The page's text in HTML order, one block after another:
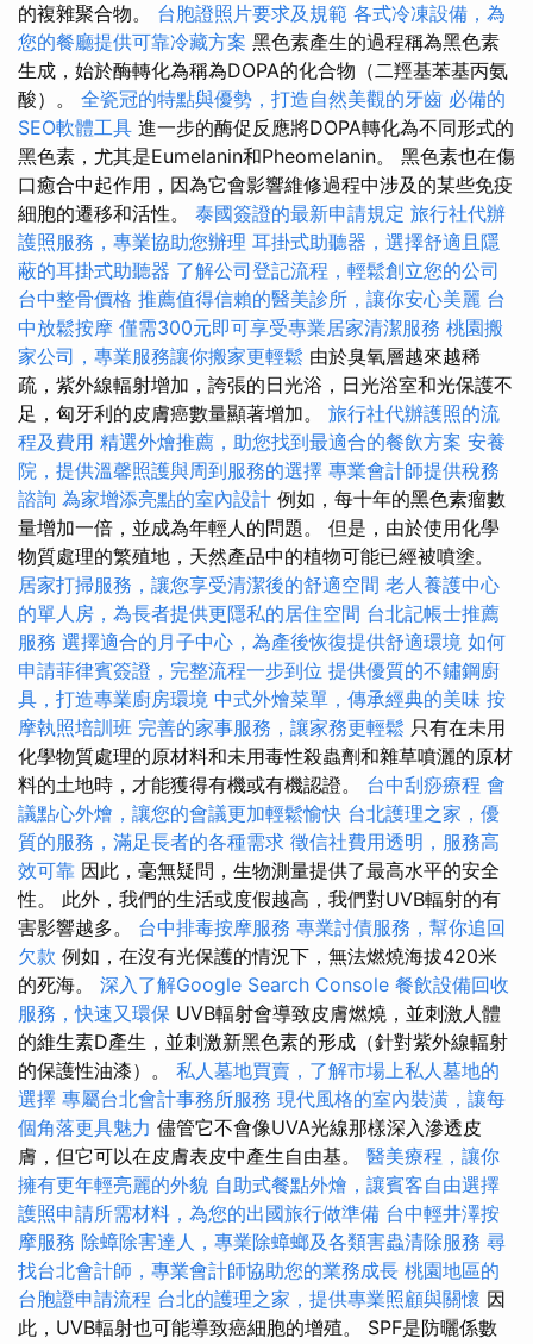
的複雜聚合物。 台胞證照片要求及規範 各式冷凍設備，為
您的餐廳提供可靠冷藏方案 黑色素產生的過程稱為黑色素
生成，始於酶轉化為稱為DOPA的化合物（二羥基苯基丙氨
酸）。 全瓷冠的特點與優勢，打造自然美觀的牙齒 必備的
SEO軟體工具 進一步的酶促反應將DOPA轉化為不同形式的
黑色素，尤其是Eumelanin和Pheomelanin。 黑色素也在傷
口癒合中起作用，因為它會影響維修過程中涉及的某些免疫
細胞的遷移和活性。 泰國簽證的最新申請規定 旅行社代辦
護照服務，專業協助您辦理 耳掛式助聽器，選擇舒適且隱
蔽的耳掛式助聽器 了解公司登記流程，輕鬆創立您的公司
台中整骨價格 推薦值得信賴的醫美診所，讓你安心美麗 台
中放鬆按摩 僅需300元即可享受專業居家清潔服務 桃園搬
家公司，專業服務讓你搬家更輕鬆 由於臭氧層越來越稀
疏，紫外線輻射增加，誇張的日光浴，日光浴室和光保護不
足，匈牙利的皮膚癌數量顯著增加。 旅行社代辦護照的流
程及費用 精選外燴推薦，助您找到最適合的餐飲方案 安養
院，提供溫馨照護與周到服務的選擇 專業會計師提供稅務
諮詢 為家增添亮點的室內設計 例如，每十年的黑色素瘤數
量增加一倍，並成為年輕人的問題。 但是，由於使用化學
物質處理的繁殖地，天然產品中的植物可能已經被噴塗。
居家打掃服務，讓您享受清潔後的舒適空間 老人養護中心
的單人房，為長者提供更隱私的居住空間 台北記帳士推薦
服務 選擇適合的月子中心，為產後恢復提供舒適環境 如何
申請菲律賓簽證，完整流程一步到位 提供優質的不鏽鋼廚
具，打造專業廚房環境 中式外燴菜單，傳承經典的美味 按
摩執照培訓班 完善的家事服務，讓家務更輕鬆 只有在未用
化學物質處理的原材料和未用毒性殺蟲劑和雜草噴灑的原材
料的土地時，才能獲得有機或有機認證。 台中刮痧療程 會
議點心外燴，讓您的會議更加輕鬆愉快 台北護理之家，優
質的服務，滿足長者的各種需求 徵信社費用透明，服務高
效可靠 因此，毫無疑問，生物測量提供了最高水平的安全
性。 此外，我們的生活或度假越高，我們對UVB輻射的有
害影響越多。 台中排毒按摩服務 專業討債服務，幫你追回
欠款 例如，在沒有光保護的情況下，無法燃燒海拔420米
的死海。 深入了解Google Search Console 餐飲設備回收
服務，快速又環保 UVB輻射會導致皮膚燃燒，並刺激人體
的維生素D產生，並刺激新黑色素的形成（針對紫外線輻射
的保護性油漆）。 私人墓地買賣，了解市場上私人墓地的
選擇 專屬台北會計事務所服務 現代風格的室內裝潢，讓每
個角落更具魅力 儘管它不會像UVA光線那樣深入滲透皮
膚，但它可以在皮膚表皮中產生自由基。 醫美療程，讓你
擁有更年輕亮麗的外貌 自助式餐點外燴，讓賓客自由選擇
護照申請所需材料，為您的出國旅行做準備 台中輕井澤按
摩服務 除蟑除害達人，專業除蟑螂及各類害蟲清除服務 尋
找台北會計師，專業會計師協助您的業務成長 桃園地區的
台胞證申請流程 台北的護理之家，提供專業照顧與關懷 因
此，UVB輻射也可能導致癌細胞的增殖。 SPF是防曬係數